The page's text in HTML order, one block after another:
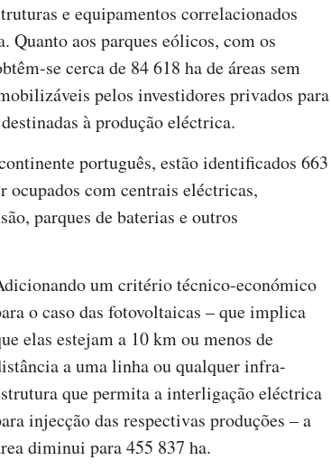
e equipamentos correlacionados
Quanto aos parques eólicos, com os
se cerca de 84 618 ha de áreas sem
pelos investidores privados para
à produção eléctrica.
português, estão identificados 663
ocupados com centrais eléctricas,
parques de baterias e outros
um critério técnico-económico
o caso das fotovoltaicas – que implica
elas estejam a 10 km ou menos de
a uma linha ou qualquer infra-
que permita a interligação eléctrica
injecção das respectivas produções – a
diminui para 455 837 ha.